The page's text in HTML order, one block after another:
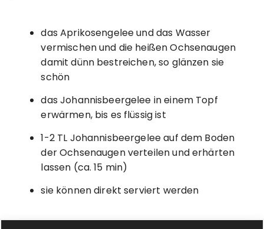
das Aprikosengelee und das Wasser
vermischen und die heißen Ochsenaugen
damit dünn bestreichen, so glänzen sie
schön
das Johannisbeergelee in einem Topf
erwärmen, bis es flüssig ist
1-2 TL Johannisbeergelee auf dem Boden
der Ochsenaugen verteilen und erhärten
lassen (ca. 15 min)
sie können direkt serviert werden